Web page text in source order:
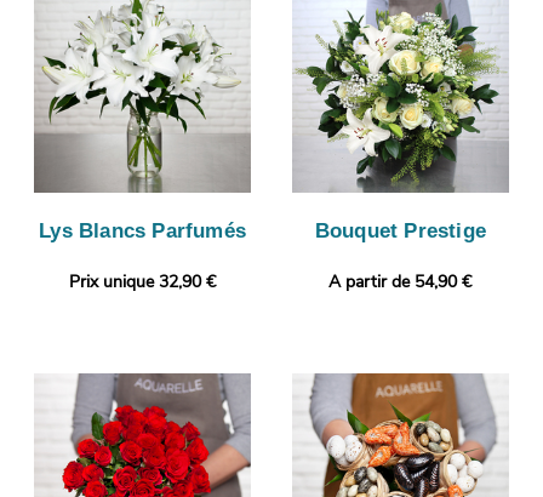
Lys Blancs Parfumés
Prix unique 32,90 €
Bouquet Prestige
A partir de 54,90 €